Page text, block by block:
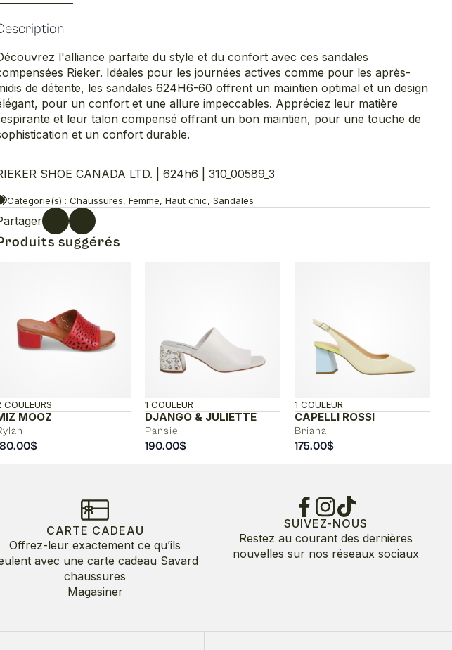
l'alliance parfaite du style et du confort avec ces sandales
Rieker. Idéales pour les journées actives comme pour les après-
de détente, les sandales 624H6-60 offrent un maintien optimal et un design
pour un confort et une allure impeccables. Appréciez leur matière
et leur talon compensé offrant un bon maintien, pour une touche de
et un confort durable.
SHOE CANADA LTD. | 624h6 | 310_00589_3
Categorie(s) : Chaussures, Femme, Haut chic, Sandales
suggérés
MOOZ
COULEURS
$
DJANGO & JULIETTE
Pansie
1 COULEUR
190.00$
CAPELLI ROSSI
Briana
1 COULEUR
175.00$
CARTE CADEAU
Offrez-leur exactement ce qu’ils
avec une carte cadeau Savard
chaussures
Magasiner
SUIVEZ-NOUS
Restez au courant des dernières
nouvelles sur nos réseaux sociaux